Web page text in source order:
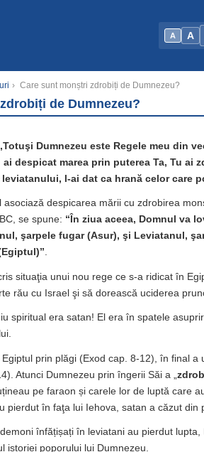
A A
› Care sunt monștri zdrobiți de Dumnezeu?
de Dumnezeu?
Dumnezeu este Regele meu din
despicat marea prin puterea Ta, Tu ai
l-ai dat ca hrană celor care
despicarea mării cu zdrobirea
se spune: “În ziua aceea, Domnul va
şarpele fugar (Asur), şi Leviatanul,
.
situaţia unui nou rege ce s-a ridicat în
rău cu Israel şi să dorească uciderea
spiritual era satan! El era în spatele
prin plăgi (Exod cap. 8-12), în final a
Atunci Dumnezeu prin îngerii Săi a „
pe faraon și carele lor de luptă care
pierdut în faţa lui Iehova, satan a căzut din
înfățișați în leviatani au pierdut
istoriei poporului lui Dumnezeu.